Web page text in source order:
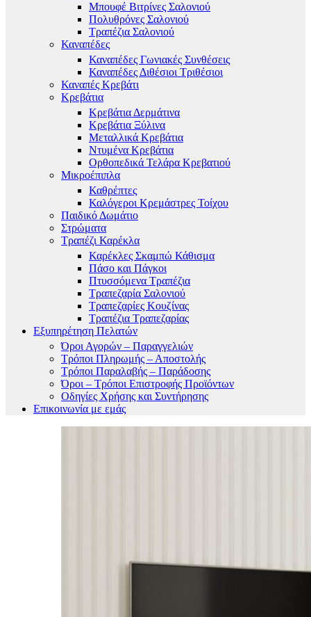
Μπουφέ Βιτρίνες Σαλονιού
Πολυθρόνες Σαλονιού
Τραπέζια Σαλονιού
Καναπέδες
Καναπέδες Γωνιακές Συνθέσεις
Καναπέδες Διθέσιοι Τριθέσιοι
Καναπές Κρεβάτι
Κρεβάτια
Κρεβάτια Δερμάτινα
Κρεβάτια Ξύλινα
Μεταλλικά Κρεβάτια
Ντυμένα Κρεβάτια
Ορθοπεδικά Τελάρα Κρεβατιού
Μικροέπιπλα
Καθρέπτες
Καλόγεροι Κρεμάστρες Τοίχου
Παιδικό Δωμάτιο
Στρώματα
Τραπέζι Καρέκλα
Καρέκλες Σκαμπώ Κάθισμα
Πάσο και Πάγκοι
Πτυσσόμενα Τραπέζια
Τραπεζαρία Σαλονιού
Τραπεζαρίες Κουζίνας
Τραπέζια Τραπεζαρίας
Εξυπηρέτηση Πελατών
Όροι Αγορών – Παραγγελιών
Τρόποι Πληρωμής – Αποστολής
Τρόποι Παραλαβής – Παράδοσης
Όροι – Τρόποι Επιστροφής Προϊόντων
Οδηγίες Χρήσης και Συντήρησης
Επικοινωνία με εμάς